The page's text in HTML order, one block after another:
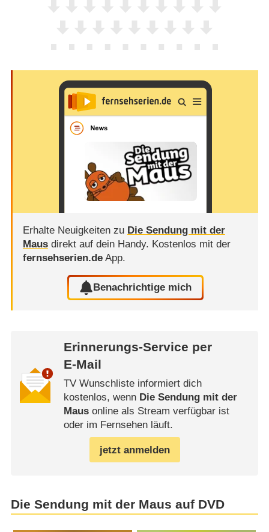
Erhalte Neuigkeiten zu Die Sendung mit der
Mausdirekt auf dein Handy. Kostenlos mit der
fernsehserien.deApp.
Benachrichtige mich
Erinnerungs-Service per
E-Mail
TV Wunschliste informiert dich
kostenlos, wenn Die Sendung mit der
Mausonline als Stream verfügbar ist
oder im Fernsehen läuft.
jetzt anmelden
Die Sendung mit der Maus auf DVD